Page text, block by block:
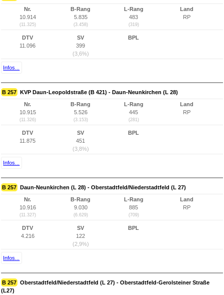
Nr.
10.914
(11.325)
B-Rang
5.835
(3.458)
L-Rang
483
(319)
Land
RP
DTV
11.096
SV
399
(3,6%)
BPL
Infos...
B 257 KVP Daun-Leopoldstraße (B 421) - Daun-Neunkirchen (L 28)
Nr.
10.915
(11.326)
B-Rang
5.526
(3.153)
L-Rang
445
(281)
Land
RP
DTV
11.875
SV
451
(3,8%)
BPL
Infos...
B 257 Daun-Neunkirchen (L 28) - Oberstadtfeld/Niederstadtfeld (L 27)
Nr.
10.916
(11.327)
B-Rang
9.030
(6.629)
L-Rang
885
(709)
Land
RP
DTV
4.216
SV
122
(2,9%)
BPL
Infos...
B 257 Oberstadtfeld/Niederstadtfeld (L 27) - Oberstadtfeld-Gerolsteiner Straße
(L27)